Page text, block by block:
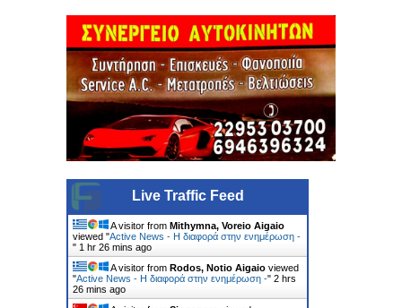
Live Traffic Feed
A visitor from Mithymna, Voreio Aigaio
viewed "Active News - Η διαφορά στην ενημέρωση -
" 1 hr 26 mins ago
A visitor from Rodos, Notio Aigaio viewed
"Active News - Η διαφορά στην ενημέρωση -" 2 hrs
26 mins ago